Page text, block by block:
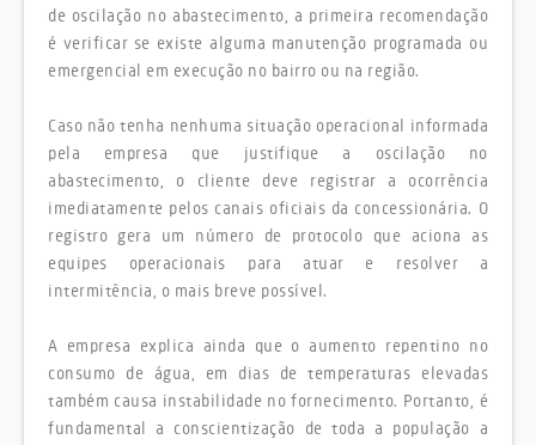
de oscilação no abastecimento, a primeira recomendação
é verificar se existe alguma manutenção programada ou
emergencial em execução no bairro ou na região.
Caso não tenha nenhuma situação operacional informada
pela empresa que justifique a oscilação no
abastecimento, o cliente deve registrar a ocorrência
imediatamente pelos canais oficiais da concessionária. O
registro gera um número de protocolo que aciona as
equipes operacionais para atuar e resolver a
intermitência, o mais breve possível.
A empresa explica ainda que o aumento repentino no
consumo de água, em dias de temperaturas elevadas
também causa instabilidade no fornecimento. Portanto, é
fundamental a conscientização de toda a população a